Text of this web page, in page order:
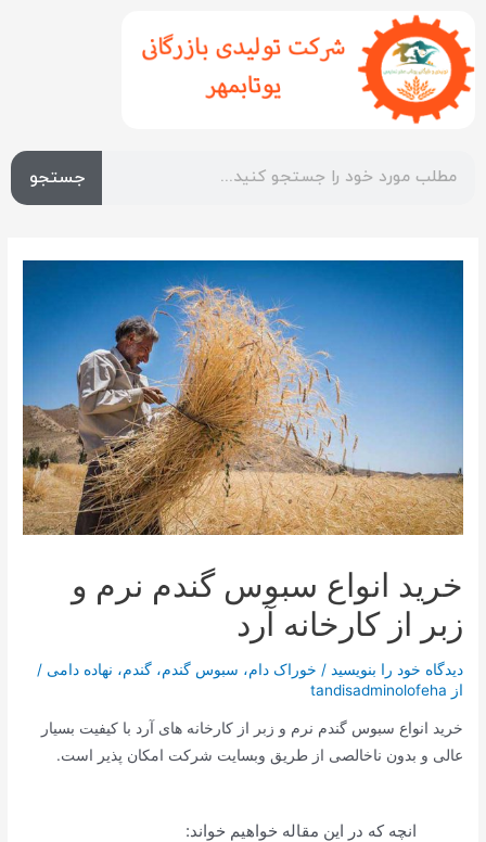
جستجو
خرید انواع سبوس گندم نرم و
زبر از کارخانه آرد
دیدگاه‌ خود را بنویسید / خوراک دام، سبوس گندم،گندم، نهاده دامی /
از tandisadminolofeha
خرید انواع سبوس گندم نرم و زبر از کارخانه های آرد با کیفیت بسیار
عالی و بدون ناخالصی از طریق وبسایت شرکت امکان پذیر است.
انچه که در این مقاله خواهیم خواند: